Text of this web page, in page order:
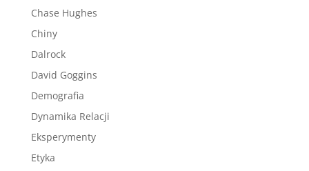
Chase Hughes
Chiny
Dalrock
David Goggins
Demografia
Dynamika Relacji
Eksperymenty
Etyka